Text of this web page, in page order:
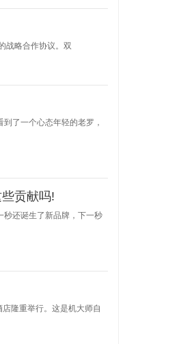
战略合作协议。双
了一个心态年轻的老罗，
贡献吗!
秒还诞生了新品牌，下一秒
隆重举行。这是机大师自